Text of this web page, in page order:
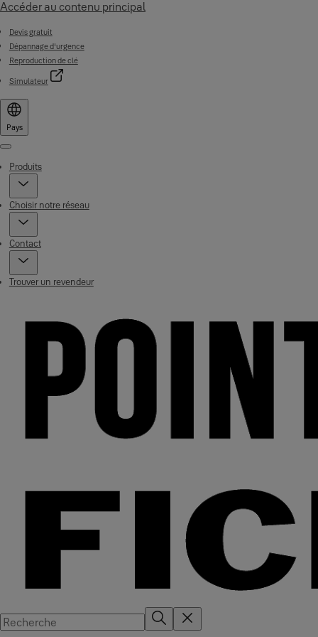
Accéder au contenu principal
Devis gratuit
Dépannage d'urgence
Reproduction de clé
Simulateur
Pays
Menu
Produits
Choisir notre réseau
Contact
Trouver un revendeur